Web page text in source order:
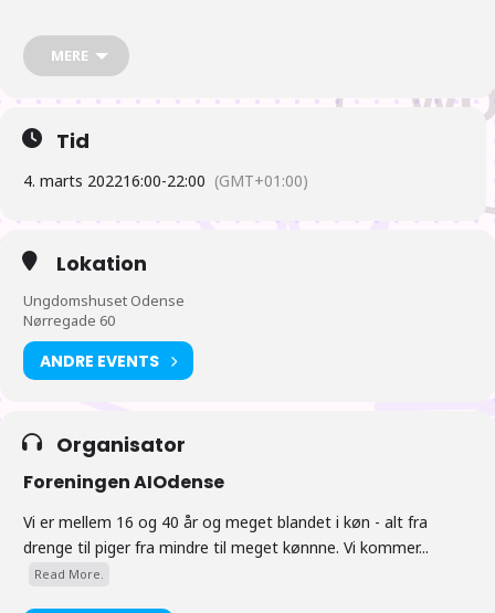
mand ved navn Yuuki uden at huske sin fortid. Der støder han på en
guide, der har svoret at tage sig af ham – Kokkoro, en dejlig
sværdkvinde, der altid føler sig pissesyg – Pecorine, og en troldkvinde
disse fire sammen for at danne “Gourmet guild”. Og så begynder deres
eventyr
16:00 Der åbnes
16:15 Anime –Princess Connect! Re: Dive
17:00 Der gås efter mad. Vi håber flest vil hente mad og spise
sammen omkring klokken 17 (hentning, spisning ved
tilbagekomst).
Japan” klokken 18 (eller kort derefter) afholdt af et
bestyrelsesmedlem.
19:00 Hygge eller mere anime
Tiderne er vejledende
MERE
Tid
4. marts 202216:00-22:00 (GMT+01:00)
Lokation
Ungdomshuset Odense
Nørregade 60
ANDRE EVENTS
Organisator
Foreningen AIOdense
Vi er mellem 16 og 40 år og meget blandet i køn - alt fra
drenge til piger fra mindre til meget kønnne. Vi kommer...
Read More.